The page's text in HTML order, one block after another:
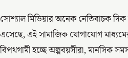
সোশ্যাল মিডিয়ার অনেক নেতিবাচক
এসেছে, এই সামাজিক যোগাযোগ
বিপথগামী হচ্ছে অল্পবয়সীরা, মানসিক